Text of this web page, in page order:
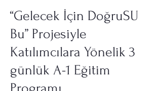
“Gelecek İçin DoğruSU
Bu” Projesiyle
Katılımcılara Yönelik 3
günlük A-1 Eğitim